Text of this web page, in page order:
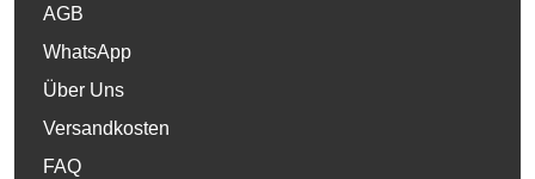
AGB
WhatsApp
Über Uns
Versandkosten
FAQ